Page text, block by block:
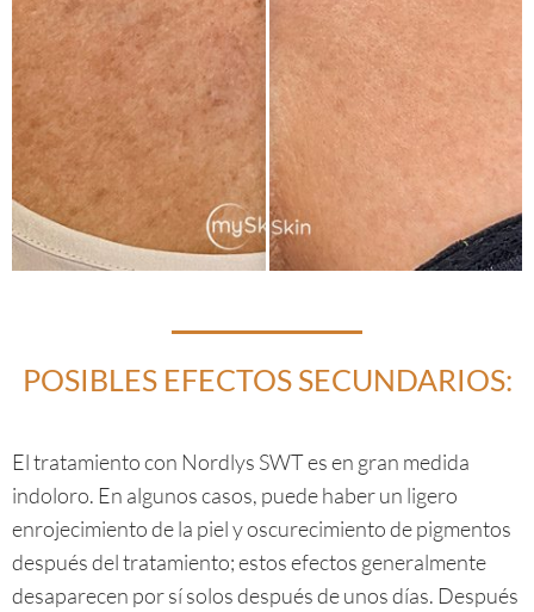
POSIBLES EFECTOS SECUNDARIOS:
El tratamiento con Nordlys SWT es en gran medida
indoloro. En algunos casos, puede haber un ligero
enrojecimiento de la piel y oscurecimiento de pigmentos
después del tratamiento; estos efectos generalmente
desaparecen por sí solos después de unos días. Después